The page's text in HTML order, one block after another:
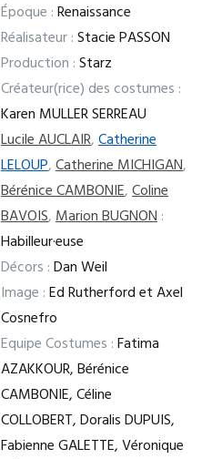
Époque :Renaissance
Réalisateur :Stacie PASSON
Production :Starz
Créateur(rice) des costumes :
Karen MULLER SERREAU
Lucile AUCLAIR,Catherine
LELOUP,Catherine MICHIGAN,
Bérénice CAMBONIE,Coline
BAVOIS,Marion BUGNON:
Habilleur·euse
Décors :Dan Weil
Image :Ed Rutherford et Axel
Cosnefro
Equipe Costumes :Fatima
AZAKKOUR, Bérénice
CAMBONIE, Céline
COLLOBERT, Doralis DUPUIS,
Fabienne GALETTE, Véronique